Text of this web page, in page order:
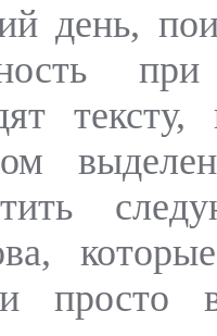
день,
при
просто